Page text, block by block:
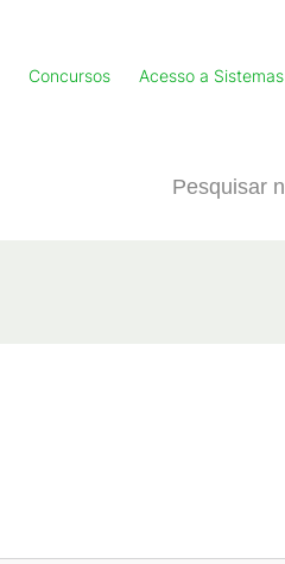
Concursos Acesso a Sistemas